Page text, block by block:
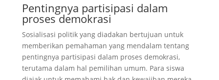
Pentingnya partisipasi dalam
proses demokrasi
Sosialisasi politik yang diadakan bertujuan untuk
memberikan pemahaman yang mendalam tentang
pentingnya partisipasi dalam proses demokrasi,
terutama dalam hal pemilihan umum. Para siswa